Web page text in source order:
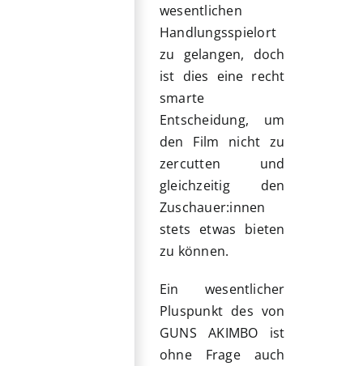
wesentlichen
Handlungsspielort
zu gelangen, doch
ist dies eine recht
smarte
Entscheidung, um
den Film nicht zu
zercutten und
gleichzeitig den
Zuschauer:innen
stets etwas bieten
zu können.
Ein wesentlicher
Pluspunkt des von
GUNS AKIMBO ist
ohne Frage auch